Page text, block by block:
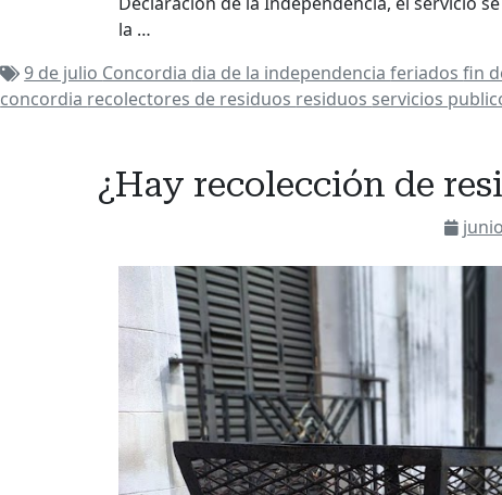
la …
9 de julio Concordia dia de la independenciaferiadosfin
concordia recolectores de residuos residuos servicios
¿Hay recolección de